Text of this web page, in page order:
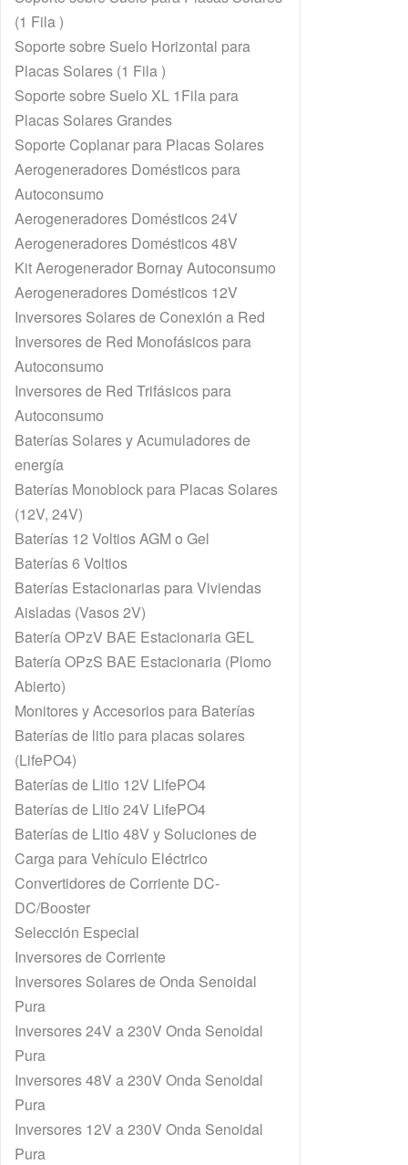
(1 Fila )
Soporte sobre Suelo Horizontal para
Placas Solares (1 Fila )
Soporte sobre Suelo XL 1Fila para
Placas Solares Grandes
Soporte Coplanar para Placas Solares
Aerogeneradores Domésticos para
Autoconsumo
Aerogeneradores Domésticos 24V
Aerogeneradores Domésticos 48V
Kit Aerogenerador Bornay Autoconsumo
Aerogeneradores Domésticos 12V
Inversores Solares de Conexión a Red
Inversores de Red Monofásicos para
Autoconsumo
Inversores de Red Trifásicos para
Autoconsumo
Baterías Solares y Acumuladores de
energía
Baterías Monoblock para Placas Solares
(12V, 24V)
Baterías 12 Voltios AGM o Gel
Baterías 6 Voltios
Baterías Estacionarias para Viviendas
Aisladas (Vasos 2V)
Batería OPzV BAE Estacionaria GEL
Batería OPzS BAE Estacionaria (Plomo
Abierto)
Monitores y Accesorios para Baterías
Baterías de litio para placas solares
(LifePO4)
Baterías de Litio 12V LifePO4
Baterías de Litio 24V LifePO4
Baterías de Litio 48V y Soluciones de
Carga para Vehículo Eléctrico
Convertidores de Corriente DC-
DC/Booster
Selección Especial
Inversores de Corriente
Inversores Solares de Onda Senoidal
Pura
Inversores 24V a 230V Onda Senoidal
Pura
Inversores 48V a 230V Onda Senoidal
Pura
Inversores 12V a 230V Onda Senoidal
Pura